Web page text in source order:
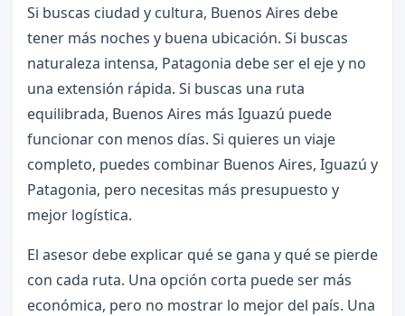
Si buscas ciudad y cultura, Buenos Aires debe
tener más noches y buena ubicación. Si buscas
naturaleza intensa, Patagonia debe ser el eje y no
una extensión rápida. Si buscas una ruta
equilibrada, Buenos Aires más Iguazú puede
funcionar con menos días. Si quieres un viaje
completo, puedes combinar Buenos Aires, Iguazú y
Patagonia, pero necesitas más presupuesto y
mejor logística.
El asesor debe explicar qué se gana y qué se pierde
con cada ruta. Una opción corta puede ser más
económica, pero no mostrar lo mejor del país. Una